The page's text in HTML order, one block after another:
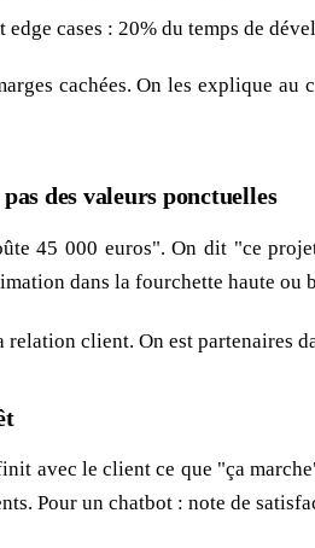
edge cases : 20% du temps de
cachées. On les explique
des valeurs ponctuelles
45 000 euros". On dit "ce
dans la fourchette haute ou
relation client. On est partenaires
avec le client ce que "ça
Pour un chatbot : note de